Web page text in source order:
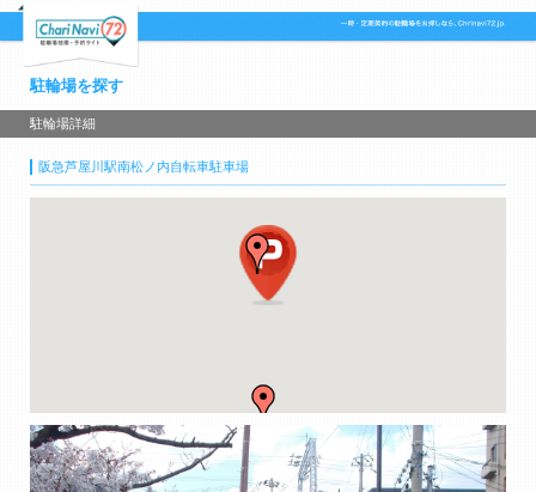
駐輪場を探す
駐輪場詳細
阪急芦屋川駅南松ノ内自転車駐車場